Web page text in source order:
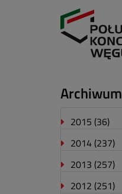
Archiwum
2015 (36)
2014 (237)
2013 (257)
2012 (251)